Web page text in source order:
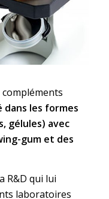
dans les formes
gélules) avec
gum et des
R&D qui lui
laboratoires